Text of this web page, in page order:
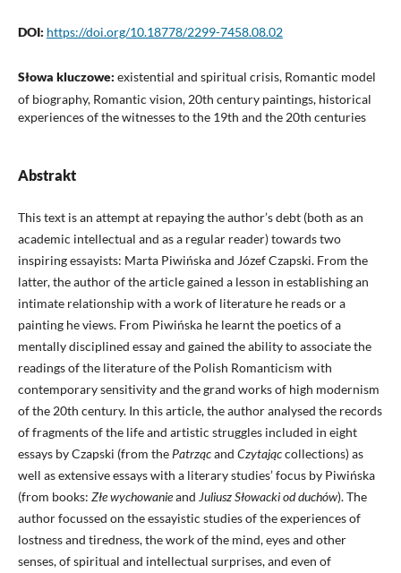
DOI: https://doi.org/10.18778/2299-7458.08.02
Słowa kluczowe: existential and spiritual crisis, Romantic model
of biography, Romantic vision, 20th century paintings, historical
experiences of the witnesses to the 19th and the 20th centuries
Abstrakt
This text is an attempt at repaying the author’s debt (both as an
academic intellectual and as a regular reader) towards two
inspiring essayists: Marta Piwińska and Józef Czapski. From the
latter, the author of the article gained a lesson in establishing an
intimate relationship with a work of literature he reads or a
painting he views. From Piwińska he learnt the poetics of a
mentally disciplined essay and gained the ability to associate the
readings of the literature of the Polish Romanticism with
contemporary sensitivity and the grand works of high modernism
of the 20th century. In this article, the author analysed the records
of fragments of the life and artistic struggles included in eight
essays by Czapski (from the Patrzącand Czytająccollections) as
well as extensive essays with a literary studies’ focus by Piwińska
(from books: Złe wychowanieand Juliusz Słowacki od duchów). The
author focussed on the essayistic studies of the experiences of
lostness and tiredness, the work of the mind, eyes and other
senses, of spiritual and intellectual surprises, and even of